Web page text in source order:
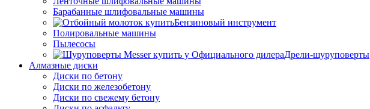
Барабанные шлифовальные машины
Бензиновый инструмент
Полировальные машины
Пылесосы
Дрели-шуруповерты
Алмазные диски
Диски по бетону
Диски по железобетону
Диски по свежему бетону